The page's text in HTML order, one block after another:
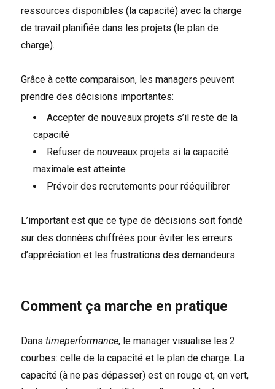
ressources disponibles (la capacité) avec la charge
de travail planifiée dans les projets (le plan de
charge).
Grâce à cette comparaison, les managers peuvent
prendre des décisions importantes:
Accepter de nouveaux projets s’il reste de la
capacité
Refuser de nouveaux projets si la capacité
maximale est atteinte
Prévoir des recrutements pour rééquilibrer
L’important est que ce type de décisions soit fondé
sur des données chiffrées pour éviter les erreurs
d’appréciation et les frustrations des demandeurs.
Comment ça marche en pratique
Danstimeperformance, le manager visualise les 2
courbes: celle de la capacité et le plan de charge. La
capacité (à ne pas dépasser) est en rouge et, en vert,